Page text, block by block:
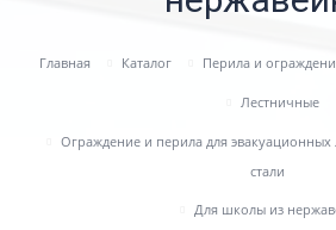
Главная Каталог Перила и
Лестничные
Ограждение и перила для
стали
Для школы из